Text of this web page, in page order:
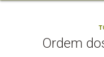
Ordem